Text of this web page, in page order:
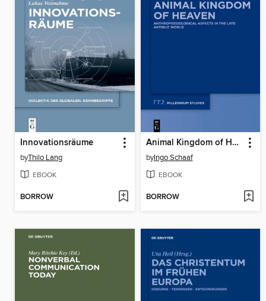
Innovationsräume
byThilo Lang
EBOOK
BORROW
Animal Kingdom of Heaven
byIngo Schaaf
EBOOK
BORROW